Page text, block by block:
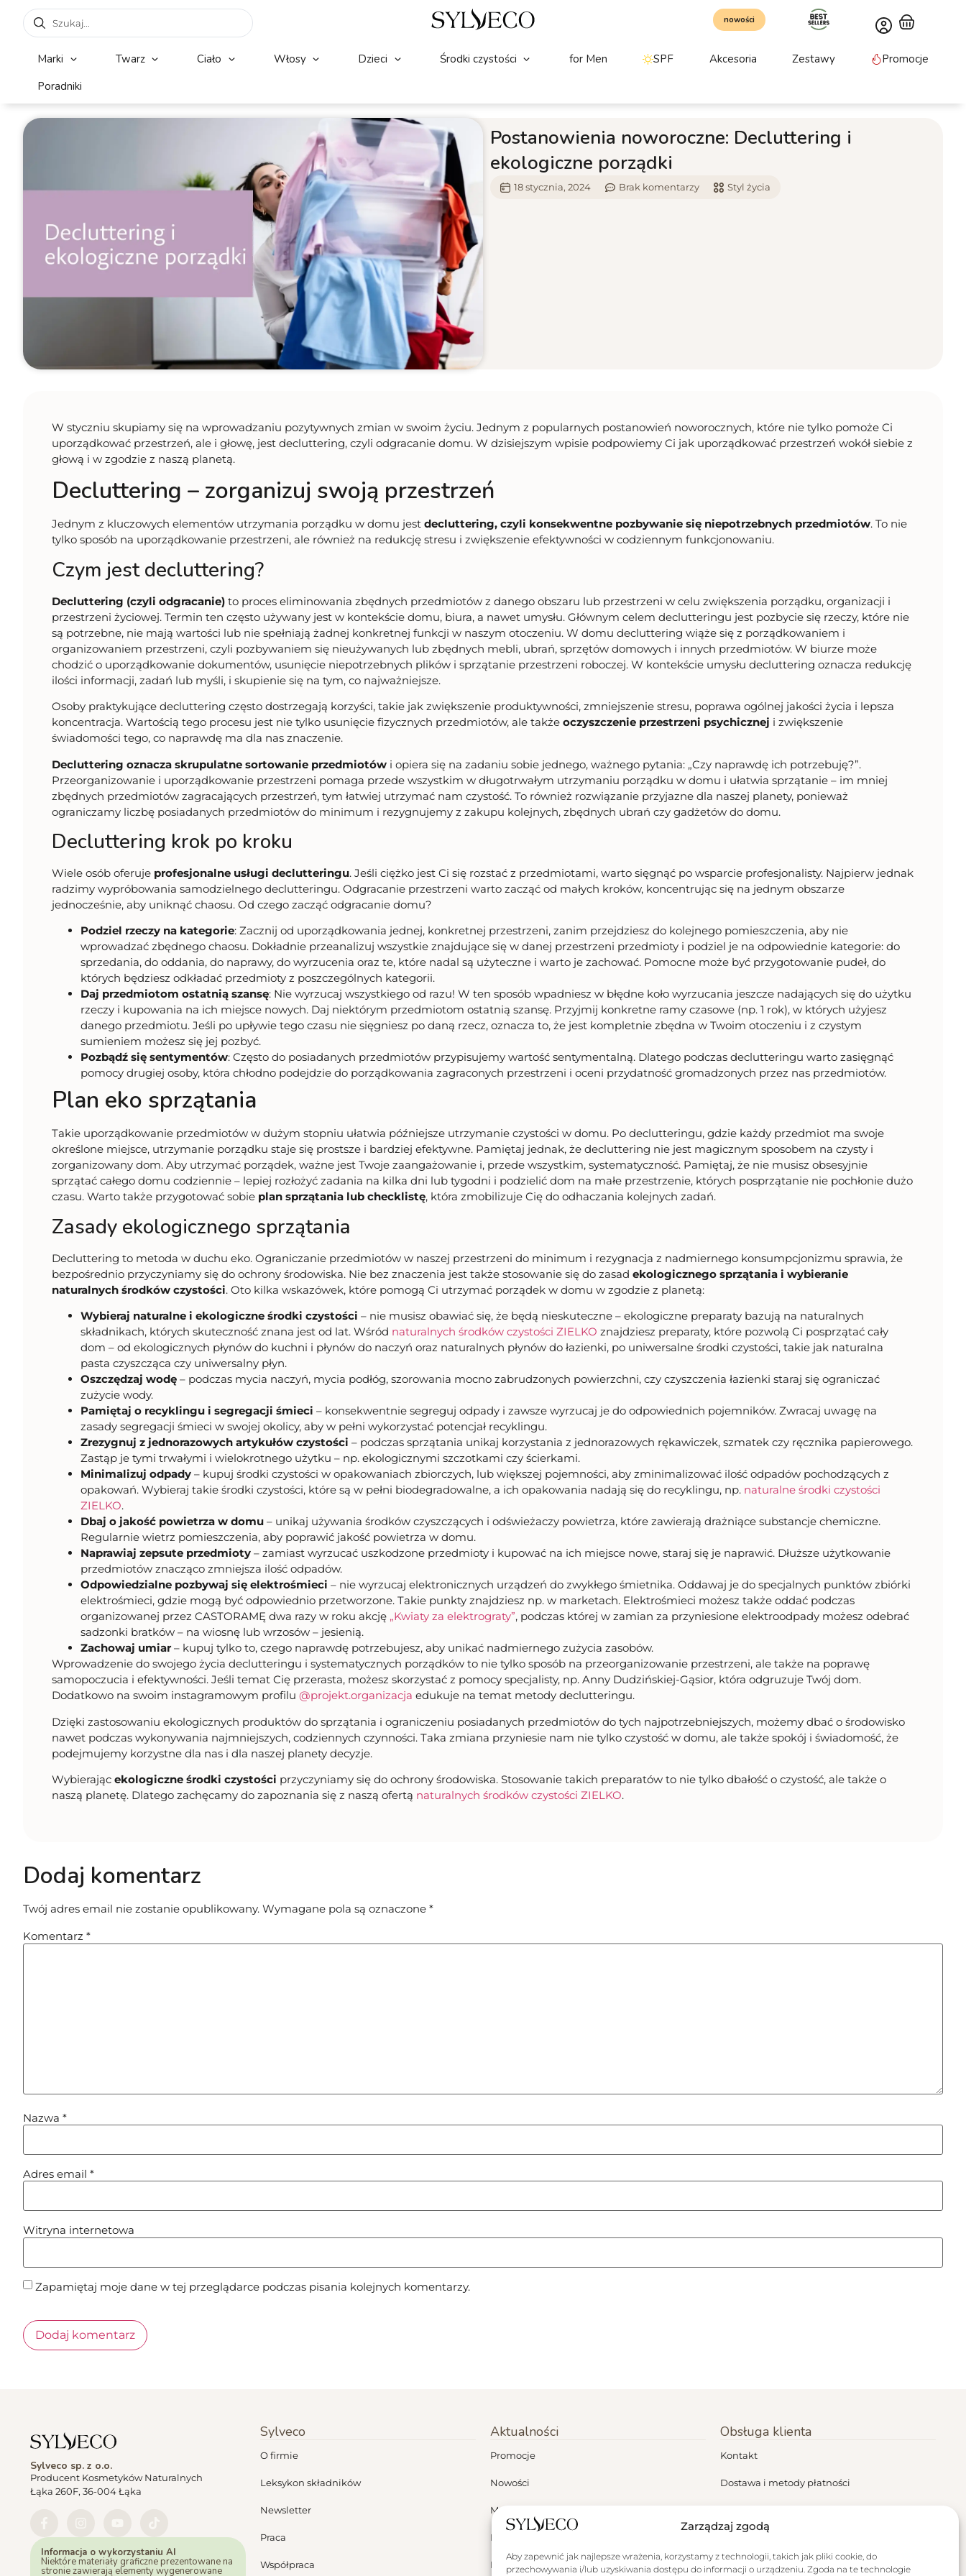
Zarządzaj zgodą
Aby zapewnić jak najlepsze wrażenia, korzystamy z technologii, takich jak pliki cookie, do
przechowywania i/lub uzyskiwania dostępu do informacji o urządzeniu. Zgoda na te technologie
nowości
Marki Twarz Ciało Włosy Dzieci Środki czystości for Men SPF Akcesoria Zestawy
Promocje
Poradniki
Postanowienia noworoczne: Decluttering i
ekologiczne porządki
18 stycznia, 2024 Brak komentarzy Styl życia
W styczniu skupiamy się na wprowadzaniu pozytywnych zmian w swoim życiu. Jednym z popularnych postanowień noworocznych, które nie tylko pomoże Ci
uporządkować przestrzeń, ale i głowę, jest decluttering, czyli odgracanie domu. W dzisiejszym wpisie podpowiemy Ci jak uporządkować przestrzeń wokół siebie z
głową i w zgodzie z naszą planetą.
Decluttering – zorganizuj swoją przestrzeń
Jednym z kluczowych elementów utrzymania porządku w domu jest decluttering, czyli konsekwentne pozbywanie się niepotrzebnych przedmiotów. To nie
tylko sposób na uporządkowanie przestrzeni, ale również na redukcję stresu i zwiększenie efektywności w codziennym funkcjonowaniu.
Czym jest decluttering?
Decluttering (czyli odgracanie) to proces eliminowania zbędnych przedmiotów z danego obszaru lub przestrzeni w celu zwiększenia porządku, organizacji i
przestrzeni życiowej. Termin ten często używany jest w kontekście domu, biura, a nawet umysłu. Głównym celem declutteringu jest pozbycie się rzeczy, które nie
są potrzebne, nie mają wartości lub nie spełniają żadnej konkretnej funkcji w naszym otoczeniu. W domu decluttering wiąże się z porządkowaniem i
organizowaniem przestrzeni, czyli pozbywaniem się nieużywanych lub zbędnych mebli, ubrań, sprzętów domowych i innych przedmiotów. W biurze może
chodzić o uporządkowanie dokumentów, usunięcie niepotrzebnych plików i sprzątanie przestrzeni roboczej. W kontekście umysłu decluttering oznacza redukcję
ilości informacji, zadań lub myśli, i skupienie się na tym, co najważniejsze.
Osoby praktykujące decluttering często dostrzegają korzyści, takie jak zwiększenie produktywności, zmniejszenie stresu, poprawa ogólnej jakości życia i lepsza
koncentracja. Wartością tego procesu jest nie tylko usunięcie fizycznych przedmiotów, ale także oczyszczenie przestrzeni psychicznej i zwiększenie
świadomości tego, co naprawdę ma dla nas znaczenie.
Decluttering oznacza skrupulatne sortowanie przedmiotów i opiera się na zadaniu sobie jednego, ważnego pytania: „Czy naprawdę ich potrzebuję?”.
Przeorganizowanie i uporządkowanie przestrzeni pomaga przede wszystkim w długotrwałym utrzymaniu porządku w domu i ułatwia sprzątanie – im mniej
zbędnych przedmiotów zagracających przestrzeń, tym łatwiej utrzymać nam czystość. To również rozwiązanie przyjazne dla naszej planety, ponieważ
ograniczamy liczbę posiadanych przedmiotów do minimum i rezygnujemy z zakupu kolejnych, zbędnych ubrań czy gadżetów do domu.
Decluttering krok po kroku
Wiele osób oferuje profesjonalne usługi declutteringu. Jeśli ciężko jest Ci się rozstać z przedmiotami, warto sięgnąć po wsparcie profesjonalisty. Najpierw jednak
radzimy wypróbowania samodzielnego declutteringu. Odgracanie przestrzeni warto zacząć od małych kroków, koncentrując się na jednym obszarze
jednocześnie, aby uniknąć chaosu. Od czego zacząć odgracanie domu?
Podziel rzeczy na kategorie: Zacznij od uporządkowania jednej, konkretnej przestrzeni, zanim przejdziesz do kolejnego pomieszczenia, aby nie
wprowadzać zbędnego chaosu. Dokładnie przeanalizuj wszystkie znajdujące się w danej przestrzeni przedmioty i podziel je na odpowiednie kategorie: do
sprzedania, do oddania, do naprawy, do wyrzucenia oraz te, które nadal są użyteczne i warto je zachować. Pomocne może być przygotowanie pudeł, do
których będziesz odkładać przedmioty z poszczególnych kategorii.
Daj przedmiotom ostatnią szansę: Nie wyrzucaj wszystkiego od razu! W ten sposób wpadniesz w błędne koło wyrzucania jeszcze nadających się do użytku
rzeczy i kupowania na ich miejsce nowych. Daj niektórym przedmiotom ostatnią szansę. Przyjmij konkretne ramy czasowe (np. 1 rok), w których użyjesz
danego przedmiotu. Jeśli po upływie tego czasu nie sięgniesz po daną rzecz, oznacza to, że jest kompletnie zbędna w Twoim otoczeniu i z czystym
sumieniem możesz się jej pozbyć.
Pozbądź się sentymentów: Często do posiadanych przedmiotów przypisujemy wartość sentymentalną. Dlatego podczas declutteringu warto zasięgnąć
pomocy drugiej osoby, która chłodno podejdzie do porządkowania zagraconych przestrzeni i oceni przydatność gromadzonych przez nas przedmiotów.
Plan eko sprzątania
Takie uporządkowanie przedmiotów w dużym stopniu ułatwia późniejsze utrzymanie czystości w domu. Po declutteringu, gdzie każdy przedmiot ma swoje
określone miejsce, utrzymanie porządku staje się prostsze i bardziej efektywne. Pamiętaj jednak, że decluttering nie jest magicznym sposobem na czysty i
zorganizowany dom. Aby utrzymać porządek, ważne jest Twoje zaangażowanie i, przede wszystkim, systematyczność. Pamiętaj, że nie musisz obsesyjnie
sprzątać całego domu codziennie – lepiej rozłożyć zadania na kilka dni lub tygodni i podzielić dom na małe przestrzenie, których posprzątanie nie pochłonie dużo
czasu. Warto także przygotować sobie plan sprzątania lub checklistę, która zmobilizuje Cię do odhaczania kolejnych zadań.
Zasady ekologicznego sprzątania
Decluttering to metoda w duchu eko. Ograniczanie przedmiotów w naszej przestrzeni do minimum i rezygnacja z nadmiernego konsumpcjonizmu sprawia, że
bezpośrednio przyczyniamy się do ochrony środowiska. Nie bez znaczenia jest także stosowanie się do zasad ekologicznego sprzątania i wybieranie
naturalnych środków czystości. Oto kilka wskazówek, które pomogą Ci utrzymać porządek w domu w zgodzie z planetą:
Wybieraj naturalne i ekologiczne środki czystości – nie musisz obawiać się, że będą nieskuteczne – ekologiczne preparaty bazują na naturalnych
składnikach, których skuteczność znana jest od lat. Wśród naturalnych środków czystości ZIELKO znajdziesz preparaty, które pozwolą Ci posprzątać cały
dom – od ekologicznych płynów do kuchni i płynów do naczyń oraz naturalnych płynów do łazienki, po uniwersalne środki czystości, takie jak naturalna
pasta czyszcząca czy uniwersalny płyn.
Oszczędzaj wodę – podczas mycia naczyń, mycia podłóg, szorowania mocno zabrudzonych powierzchni, czy czyszczenia łazienki staraj się ograniczać
zużycie wody.
Pamiętaj o recyklingu i segregacji śmieci – konsekwentnie segreguj odpady i zawsze wyrzucaj je do odpowiednich pojemników. Zwracaj uwagę na
zasady segregacji śmieci w swojej okolicy, aby w pełni wykorzystać potencjał recyklingu.
Zrezygnuj z jednorazowych artykułów czystości – podczas sprzątania unikaj korzystania z jednorazowych rękawiczek, szmatek czy ręcznika papierowego.
Zastąp je tymi trwałymi i wielokrotnego użytku – np. ekologicznymi szczotkami czy ścierkami.
Minimalizuj odpady – kupuj środki czystości w opakowaniach zbiorczych, lub większej pojemności, aby zminimalizować ilość odpadów pochodzących z
opakowań. Wybieraj takie środki czystości, które są w pełni biodegradowalne, a ich opakowania nadają się do recyklingu, np. naturalne środki czystości
ZIELKO.
Dbaj o jakość powietrza w domu – unikaj używania środków czyszczących i odświeżaczy powietrza, które zawierają drażniące substancje chemiczne.
Regularnie wietrz pomieszczenia, aby poprawić jakość powietrza w domu.
Naprawiaj zepsute przedmioty – zamiast wyrzucać uszkodzone przedmioty i kupować na ich miejsce nowe, staraj się je naprawić. Dłuższe użytkowanie
przedmiotów znacząco zmniejsza ilość odpadów.
Odpowiedzialne pozbywaj się elektrośmieci – nie wyrzucaj elektronicznych urządzeń do zwykłego śmietnika. Oddawaj je do specjalnych punktów zbiórki
elektrośmieci, gdzie mogą być odpowiednio przetworzone. Takie punkty znajdziesz np. w marketach. Elektrośmieci możesz także oddać podczas
organizowanej przez CASTORAMĘ dwa razy w roku akcję „Kwiaty za elektrograty”, podczas której w zamian za przyniesione elektroodpady możesz odebrać
sadzonki bratków – na wiosnę lub wrzosów – jesienią.
Zachowaj umiar – kupuj tylko to, czego naprawdę potrzebujesz, aby unikać nadmiernego zużycia zasobów.
Wprowadzenie do swojego życia declutteringu i systematycznych porządków to nie tylko sposób na przeorganizowanie przestrzeni, ale także na poprawę
samopoczucia i efektywności. Jeśli temat Cię przerasta, możesz skorzystać z pomocy specjalisty, np. Anny Dudzińskiej-Gąsior, która odgruzuje Twój dom.
Dodatkowo na swoim instagramowym profilu @projekt.organizacja edukuje na temat metody declutteringu.
Dzięki zastosowaniu ekologicznych produktów do sprzątania i ograniczeniu posiadanych przedmiotów do tych najpotrzebniejszych, możemy dbać o środowisko
nawet podczas wykonywania najmniejszych, codziennych czynności. Taka zmiana przyniesie nam nie tylko czystość w domu, ale także spokój i świadomość, że
podejmujemy korzystne dla nas i dla naszej planety decyzje.
Wybierając ekologiczne środki czystości przyczyniamy się do ochrony środowiska. Stosowanie takich preparatów to nie tylko dbałość o czystość, ale także o
naszą planetę. Dlatego zachęcamy do zapoznania się z naszą ofertą naturalnych środków czystości ZIELKO.
Dodaj komentarz
Twój adres email nie zostanie opublikowany. Wymagane pola są oznaczone *
Komentarz *
Nazwa *
Adres email *
Witryna internetowa
Zapamiętaj moje dane w tej przeglądarce podczas pisania kolejnych komentarzy.
Sylveco sp. z o.o.
Producent Kosmetyków Naturalnych
Łąka 260F, 36-004 Łąka
Informacja o wykorzystaniu AI
Niektóre materiały graficzne prezentowane na
stronie zawierają elementy wygenerowane
Sylveco
O firmie
Leksykon składników
Newsletter
Praca
Współpraca
Aktualności
Promocje
Nowości
Moje konto
Dermokonsultacje
Blog
Obsługa klienta
Kontakt
Dostawa i metody płatności
Zwroty i reklamacje